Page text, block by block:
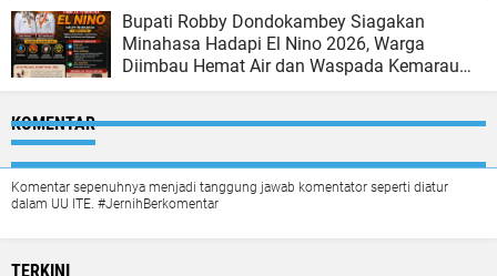
Bupati Robby Dondokambey Siagakan
Minahasa Hadapi El Nino 2026, Warga
Diimbau Hemat Air dan Waspada Kemarau
KOMENTAR
Komentar sepenuhnya menjadi tanggung jawab komentator seperti diatur
dalam UU ITE. #JernihBerkomentar
TERKINI